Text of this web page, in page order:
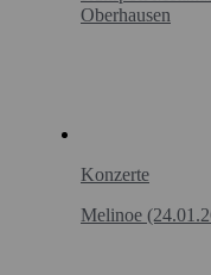
Oberhausen
Konzerte
Melinoe